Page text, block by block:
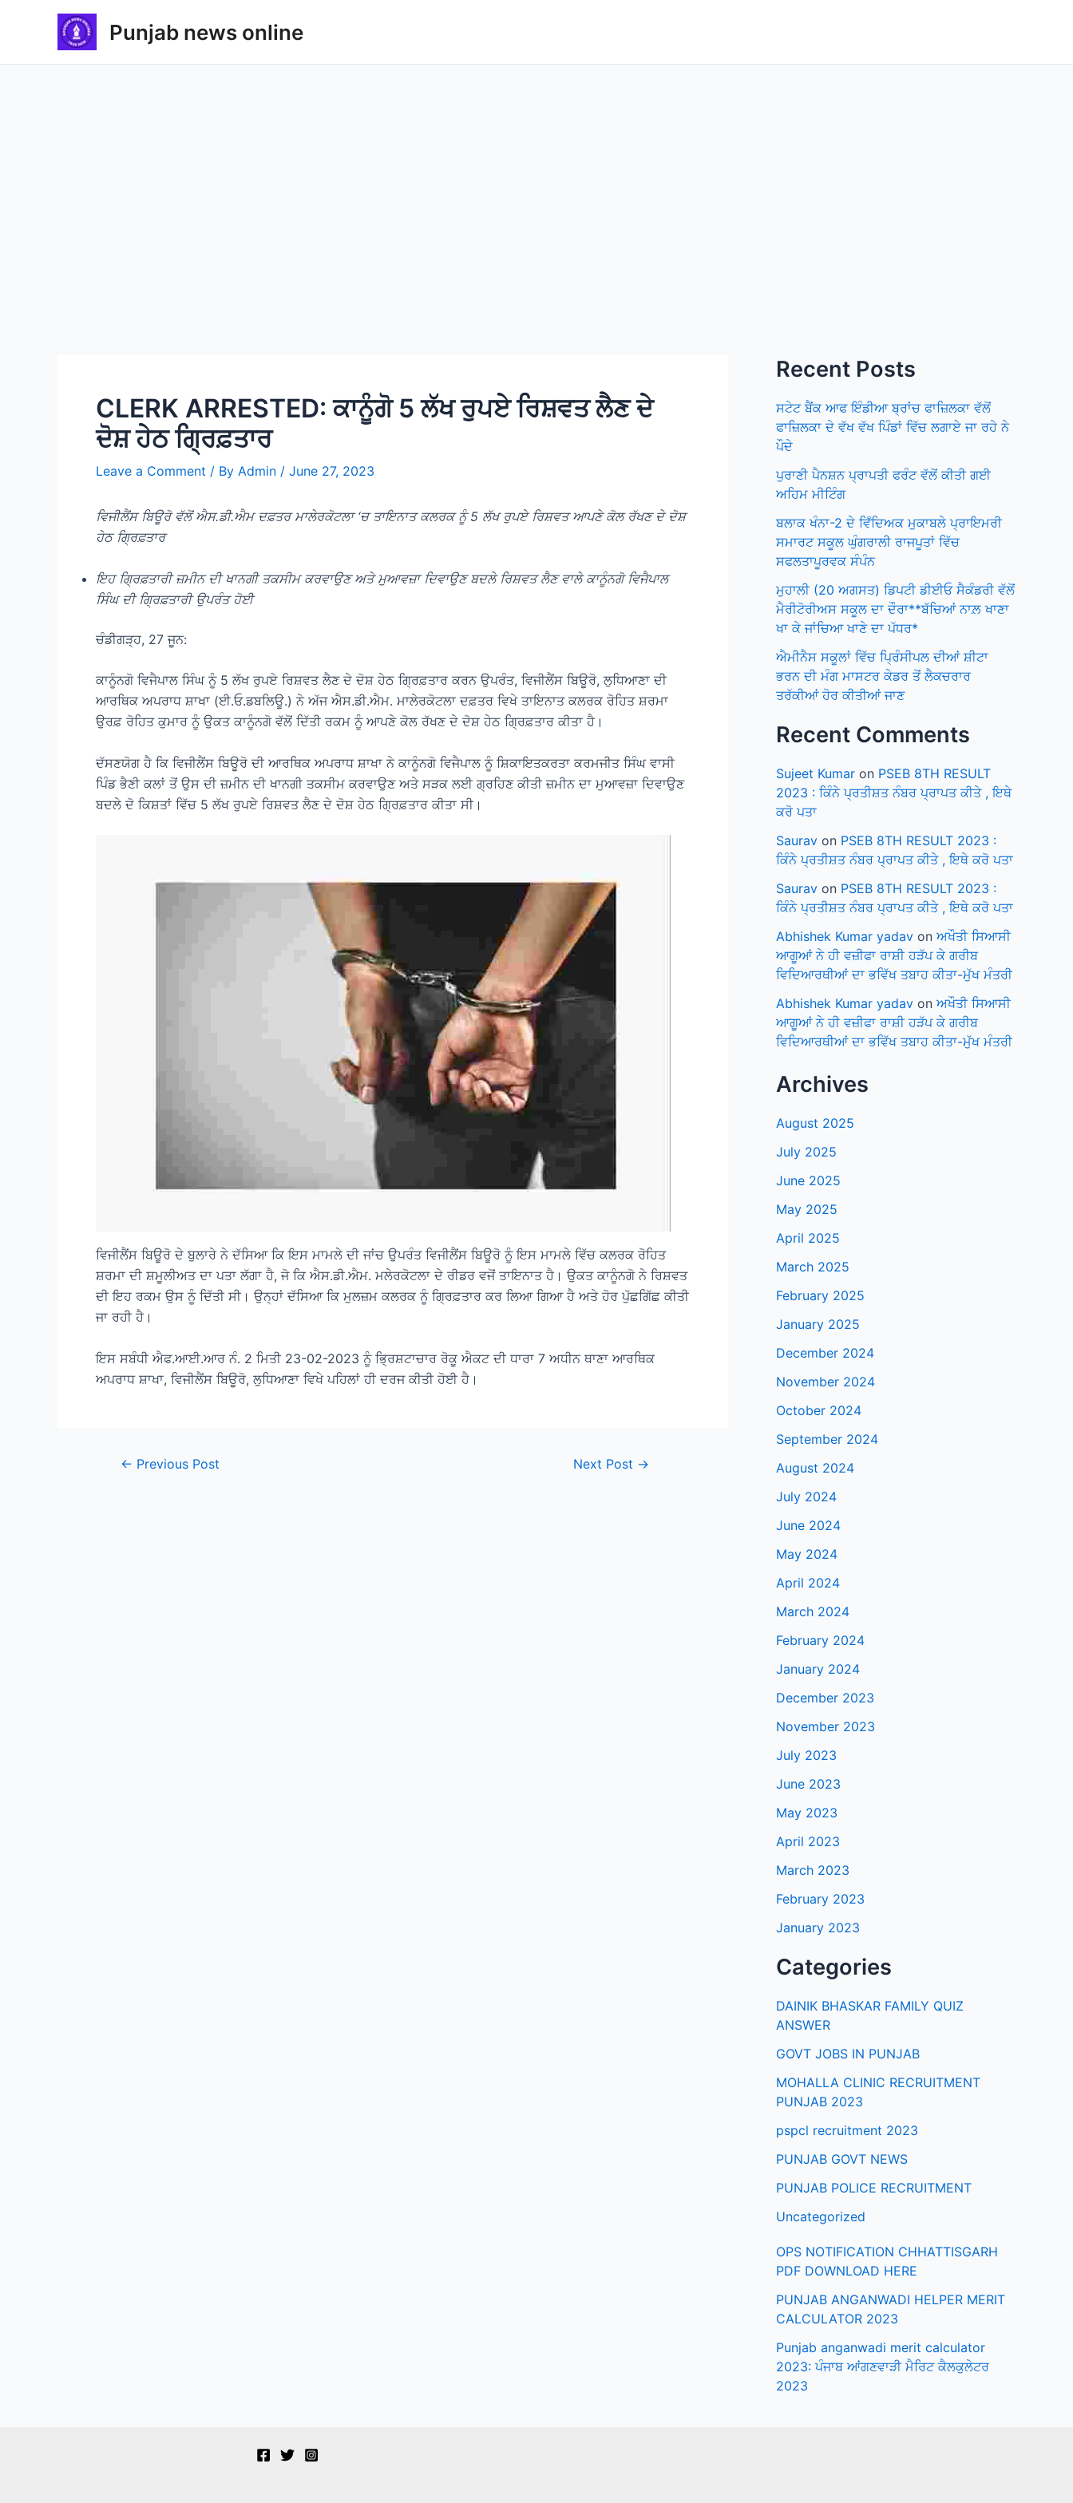
Punjab news online
CLERK ARRESTED: ਕਾਨੂੰਗੋ 5 ਲੱਖ ਰੁਪਏ ਰਿਸ਼ਵਤ ਲੈਣ ਦੇ
ਦੋਸ਼ ਹੇਠ ਗ੍ਰਿਫ਼ਤਾਰ
Leave a Comment / By Admin / June 27, 2023
ਵਿਜੀਲੈਂਸ ਬਿਊਰੋ ਵੱਲੋਂ ਐਸ.ਡੀ.ਐਮ ਦਫ਼ਤਰ ਮਾਲੇਰਕੋਟਲਾ ‘ਚ ਤਾਇਨਾਤ ਕਲਰਕ ਨੂੰ 5 ਲੱਖ ਰੁਪਏ ਰਿਸ਼ਵਤ ਆਪਣੇ ਕੋਲ ਰੱਖਣ ਦੇ ਦੋਸ਼
ਹੇਠ ਗ੍ਰਿਫ਼ਤਾਰ
ਇਹ ਗ੍ਰਿਫ਼ਤਾਰੀ ਜ਼ਮੀਨ ਦੀ ਖਾਨਗੀ ਤਕਸੀਮ ਕਰਵਾਉਣ ਅਤੇ ਮੁਆਵਜ਼ਾ ਦਿਵਾਉਣ ਬਦਲੇ ਰਿਸ਼ਵਤ ਲੈਣ ਵਾਲੇ ਕਾਨੂੰਨਗੋ ਵਿਜੈਪਾਲ
ਸਿੰਘ ਦੀ ਗ੍ਰਿਫ਼ਤਾਰੀ ਉਪਰੰਤ ਹੋਈ
ਚੰਡੀਗੜ੍ਹ, 27 ਜੂਨ:
ਕਾਨੂੰਨਗੋ ਵਿਜੈਪਾਲ ਸਿੰਘ ਨੂੰ 5 ਲੱਖ ਰੁਪਏ ਰਿਸ਼ਵਤ ਲੈਣ ਦੇ ਦੋਸ਼ ਹੇਠ ਗ੍ਰਿਫ਼ਤਾਰ ਕਰਨ ਉਪਰੰਤ, ਵਿਜੀਲੈਂਸ ਬਿਊਰੋ, ਲੁਧਿਆਣਾ ਦੀ
ਆਰਥਿਕ ਅਪਰਾਧ ਸ਼ਾਖਾ (ਈ.ਓ.ਡਬਲਿਊ.) ਨੇ ਅੱਜ ਐਸ.ਡੀ.ਐਮ. ਮਾਲੇਰਕੋਟਲਾ ਦਫ਼ਤਰ ਵਿਖੇ ਤਾਇਨਾਤ ਕਲਰਕ ਰੋਹਿਤ ਸ਼ਰਮਾ
ਉਰਫ਼ ਰੋਹਿਤ ਕੁਮਾਰ ਨੂੰ ਉਕਤ ਕਾਨੂੰਨਗੋ ਵੱਲੋਂ ਦਿੱਤੀ ਰਕਮ ਨੂੰ ਆਪਣੇ ਕੋਲ ਰੱਖਣ ਦੇ ਦੋਸ਼ ਹੇਠ ਗ੍ਰਿਫ਼ਤਾਰ ਕੀਤਾ ਹੈ।
ਦੱਸਣਯੋਗ ਹੈ ਕਿ ਵਿਜੀਲੈਂਸ ਬਿਊਰੋ ਦੀ ਆਰਥਿਕ ਅਪਰਾਧ ਸ਼ਾਖਾ ਨੇ ਕਾਨੂੰਨਗੋ ਵਿਜੈਪਾਲ ਨੂੰ ਸ਼ਿਕਾਇਤਕਰਤਾ ਕਰਮਜੀਤ ਸਿੰਘ ਵਾਸੀ
ਪਿੰਡ ਭੈਣੀ ਕਲਾਂ ਤੋਂ ਉਸ ਦੀ ਜ਼ਮੀਨ ਦੀ ਖਾਨਗੀ ਤਕਸੀਮ ਕਰਵਾਉਣ ਅਤੇ ਸੜਕ ਲਈ ਗ੍ਰਹਿਣ ਕੀਤੀ ਜ਼ਮੀਨ ਦਾ ਮੁਆਵਜ਼ਾ ਦਿਵਾਉਣ
ਬਦਲੇ ਦੋ ਕਿਸ਼ਤਾਂ ਵਿੱਚ 5 ਲੱਖ ਰੁਪਏ ਰਿਸ਼ਵਤ ਲੈਣ ਦੇ ਦੋਸ਼ ਹੇਠ ਗ੍ਰਿਫ਼ਤਾਰ ਕੀਤਾ ਸੀ।
ਵਿਜੀਲੈਂਸ ਬਿਊਰੋ ਦੇ ਬੁਲਾਰੇ ਨੇ ਦੱਸਿਆ ਕਿ ਇਸ ਮਾਮਲੇ ਦੀ ਜਾਂਚ ਉਪਰੰਤ ਵਿਜੀਲੈਂਸ ਬਿਊਰੋ ਨੂੰ ਇਸ ਮਾਮਲੇ ਵਿੱਚ ਕਲਰਕ ਰੋਹਿਤ
ਸ਼ਰਮਾ ਦੀ ਸ਼ਮੂਲੀਅਤ ਦਾ ਪਤਾ ਲੱਗਾ ਹੈ, ਜੋ ਕਿ ਐਸ.ਡੀ.ਐਮ. ਮਲੇਰਕੋਟਲਾ ਦੇ ਰੀਡਰ ਵਜੋਂ ਤਾਇਨਾਤ ਹੈ। ਉਕਤ ਕਾਨੂੰਨਗੋ ਨੇ ਰਿਸ਼ਵਤ
ਦੀ ਇਹ ਰਕਮ ਉਸ ਨੂੰ ਦਿੱਤੀ ਸੀ। ਉਨ੍ਹਾਂ ਦੱਸਿਆ ਕਿ ਮੁਲਜ਼ਮ ਕਲਰਕ ਨੂੰ ਗ੍ਰਿਫ਼ਤਾਰ ਕਰ ਲਿਆ ਗਿਆ ਹੈ ਅਤੇ ਹੋਰ ਪੁੱਛਗਿੱਛ ਕੀਤੀ
ਜਾ ਰਹੀ ਹੈ।
ਇਸ ਸਬੰਧੀ ਐਫ.ਆਈ.ਆਰ ਨੰ. 2 ਮਿਤੀ 23-02-2023 ਨੂੰ ਭ੍ਰਿਸ਼ਟਾਚਾਰ ਰੋਕੂ ਐਕਟ ਦੀ ਧਾਰਾ 7 ਅਧੀਨ ਥਾਣਾ ਆਰਥਿਕ
ਅਪਰਾਧ ਸ਼ਾਖਾ, ਵਿਜੀਲੈਂਸ ਬਿਊਰੋ, ਲੁਧਿਆਣਾ ਵਿਖੇ ਪਹਿਲਾਂ ਹੀ ਦਰਜ ਕੀਤੀ ਹੋਈ ਹੈ।
Post← Previous Post Next Post →
Recent Posts
ਸਟੇਟ ਬੈਂਕ ਆਫ ਇੰਡੀਆ ਬ੍ਰਾਂਚ ਫਾਜ਼ਿਲਕਾ ਵੱਲੋਂ
ਫਾਜ਼ਿਲਕਾ ਦੇ ਵੱਖ ਵੱਖ ਪਿੰਡਾਂ ਵਿੱਚ ਲਗਾਏ ਜਾ ਰਹੇ ਨੇ
ਪੌਦੇ
ਪੁਰਾਣੀ ਪੈਨਸ਼ਨ ਪ੍ਰਾਪਤੀ ਫਰੰਟ ਵੱਲੋਂ ਕੀਤੀ ਗਈ
ਅਹਿਮ ਮੀਟਿੰਗ
ਬਲਾਕ ਖੰਨਾ-2 ਦੇ ਵਿਁਦਿਅਕ ਮੁਕਾਬਲੇ ਪ੍ਰਾਇਮਰੀ
ਸਮਾਰਟ ਸਕੂਲ ਘੁੰਗਰਾਲੀ ਰਾਜਪੂਤਾਂ ਵਿੱਚ
ਸਫਲਤਾਪੂਰਵਕ ਸੰਪੰਨ
ਮੁਹਾਲੀ (20 ਅਗਸਤ) ਡਿਪਟੀ ਡੀਈਓ ਸੈਕੰਡਰੀ ਵੱਲੋਂ
ਮੈਰੀਟੋਰੀਅਸ ਸਕੂਲ ਦਾ ਦੌਰਾ**ਬੱਚਿਆਂ ਨਾਲ਼ ਖਾਣਾ
ਖਾ ਕੇ ਜਾਂਚਿਆ ਖਾਣੇ ਦਾ ਪੱਧਰ*
ਐਮੀਨੈਸ ਸਕੂਲਾਂ ਵਿੱਚ ਪ੍ਰਿੰਸੀਪਲ ਦੀਆਂ ਸ਼ੀਟਾ
ਭਰਨ ਦੀ ਮੰਗ ਮਾਸਟਰ ਕੇਡਰ ਤੋਂ ਲੈਕਚਰਾਰ
ਤਰੱਕੀਆਂ ਹੋਰ ਕੀਤੀਆਂ ਜਾਣ
Recent Comments
Sujeet Kumar on PSEB 8TH RESULT
2023 : ਕਿੰਨੇ ਪ੍ਰਤੀਸ਼ਤ ਨੰਬਰ ਪ੍ਰਾਪਤ ਕੀਤੇ , ਇਥੇ
ਕਰੋ ਪਤਾ
Saurav on PSEB 8TH RESULT 2023 :
ਕਿੰਨੇ ਪ੍ਰਤੀਸ਼ਤ ਨੰਬਰ ਪ੍ਰਾਪਤ ਕੀਤੇ , ਇਥੇ ਕਰੋ ਪਤਾ
Saurav on PSEB 8TH RESULT 2023 :
ਕਿੰਨੇ ਪ੍ਰਤੀਸ਼ਤ ਨੰਬਰ ਪ੍ਰਾਪਤ ਕੀਤੇ , ਇਥੇ ਕਰੋ ਪਤਾ
Abhishek Kumar yadav on ਅਖੌਤੀ ਸਿਆਸੀ
ਆਗੂਆਂ ਨੇ ਹੀ ਵਜ਼ੀਫਾ ਰਾਸ਼ੀ ਹੜੱਪ ਕੇ ਗਰੀਬ
ਵਿਦਿਆਰਥੀਆਂ ਦਾ ਭਵਿੱਖ ਤਬਾਹ ਕੀਤਾ-ਮੁੱਖ ਮੰਤਰੀ
Abhishek Kumar yadav on ਅਖੌਤੀ ਸਿਆਸੀ
ਆਗੂਆਂ ਨੇ ਹੀ ਵਜ਼ੀਫਾ ਰਾਸ਼ੀ ਹੜੱਪ ਕੇ ਗਰੀਬ
ਵਿਦਿਆਰਥੀਆਂ ਦਾ ਭਵਿੱਖ ਤਬਾਹ ਕੀਤਾ-ਮੁੱਖ ਮੰਤਰੀ
Archives
August 2025
July 2025
June 2025
May 2025
April 2025
March 2025
February 2025
January 2025
December 2024
November 2024
October 2024
September 2024
August 2024
July 2024
June 2024
May 2024
April 2024
March 2024
February 2024
January 2024
December 2023
November 2023
July 2023
June 2023
May 2023
April 2023
March 2023
February 2023
January 2023
Categories
DAINIK BHASKAR FAMILY QUIZ
ANSWER
GOVT JOBS IN PUNJAB
MOHALLA CLINIC RECRUITMENT
PUNJAB 2023
pspcl recruitment 2023
PUNJAB GOVT NEWS
PUNJAB POLICE RECRUITMENT
Uncategorized
OPS NOTIFICATION CHHATTISGARH
PDF DOWNLOAD HERE
PUNJAB ANGANWADI HELPER MERIT
CALCULATOR 2023
Punjab anganwadi merit calculator
2023: ਪੰਜਾਬ ਆਂਗਣਵਾੜੀ ਮੈਰਿਟ ਕੈਲਕੁਲੇਟਰ
2023